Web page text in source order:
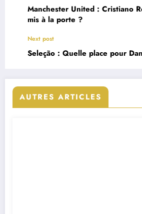
Manchester United : Cristiano
mis à la porte ?
Next post
Seleção : Quelle place pour
AUTRES ARTICLES